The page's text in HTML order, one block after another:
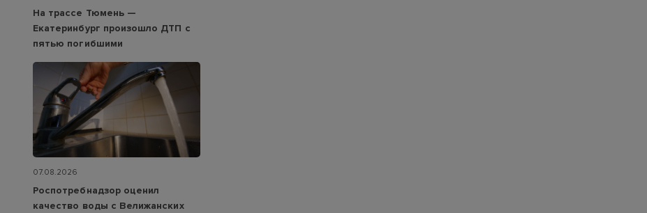
На трассе Тюмень —
Екатеринбург произошло ДТП с
пятью погибшими
07.08.2026
Роспотребнадзор оценил
качество воды с Велижанских